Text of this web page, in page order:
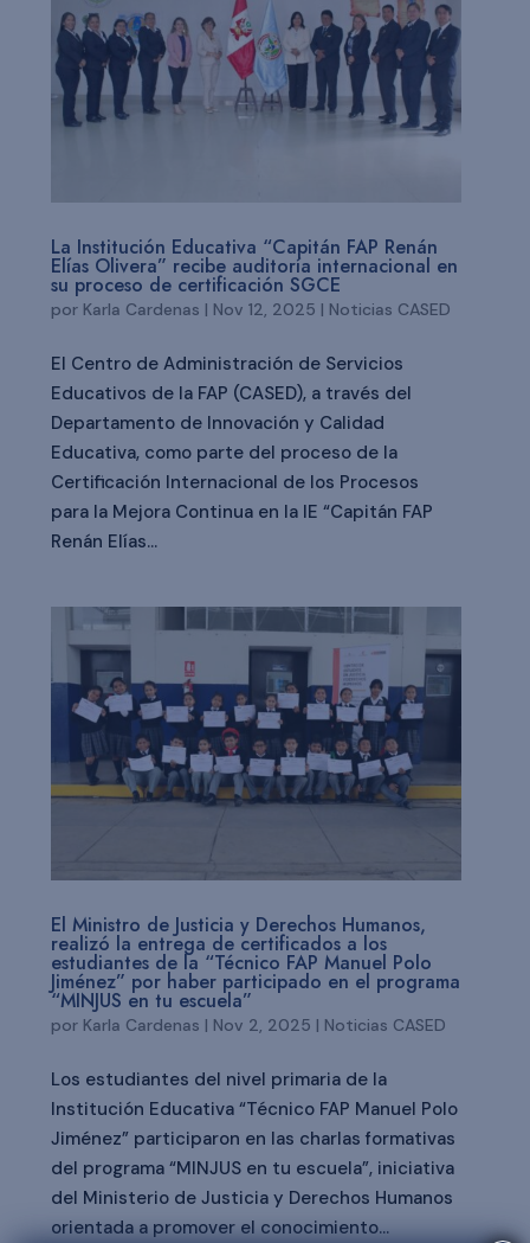
La Institución Educativa “Capitán FAP Renán
Elías Olivera” recibe auditoría internacional en
su proceso de certificación SGCE
por Karla Cardenas | Nov 12, 2025 | Noticias CASED
El Centro de Administración de Servicios
Educativos de la FAP (CASED), a través del
Departamento de Innovación y Calidad
Educativa, como parte del proceso de la
Certificación Internacional de los Procesos
para la Mejora Continua en la IE “Capitán FAP
Renán Elías...
El Ministro de Justicia y Derechos Humanos,
realizó la entrega de certificados a los
estudiantes de la “Técnico FAP Manuel Polo
Jiménez” por haber participado en el programa
“MINJUS en tu escuela”
por Karla Cardenas | Nov 2, 2025 | Noticias CASED
Los estudiantes del nivel primaria de la
Institución Educativa “Técnico FAP Manuel Polo
Jiménez” participaron en las charlas formativas
del programa “MINJUS en tu escuela”, iniciativa
del Ministerio de Justicia y Derechos Humanos
orientada a promover el conocimiento...